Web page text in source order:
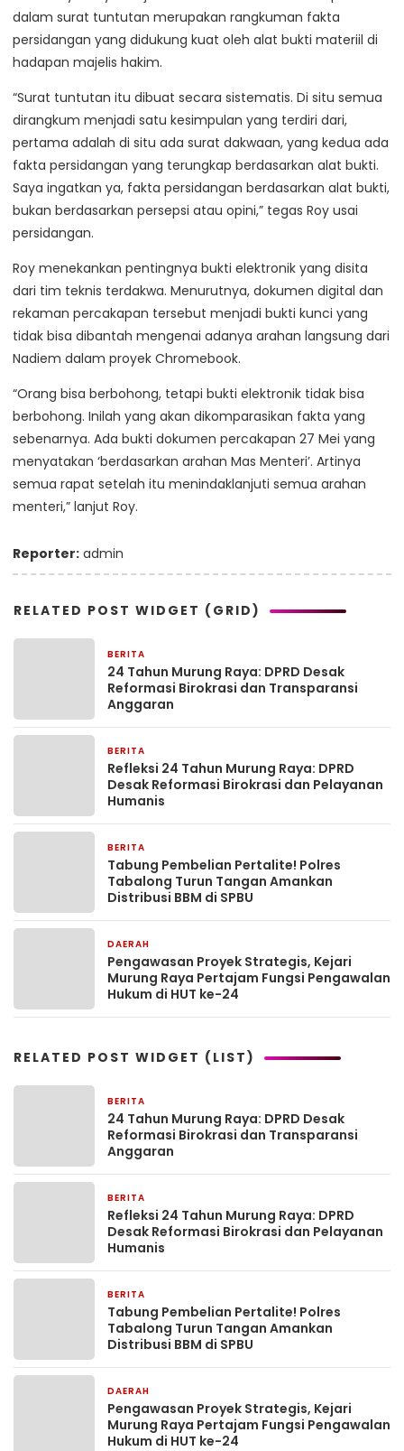
dalam surat tuntutan merupakan rangkuman fakta
persidangan yang didukung kuat oleh alat bukti materiil di
hadapan majelis hakim.
“Surat tuntutan itu dibuat secara sistematis. Di situ semua
dirangkum menjadi satu kesimpulan yang terdiri dari,
pertama adalah di situ ada surat dakwaan, yang kedua ada
fakta persidangan yang terungkap berdasarkan alat bukti.
Saya ingatkan ya, fakta persidangan berdasarkan alat bukti,
bukan berdasarkan persepsi atau opini,” tegas Roy usai
persidangan.
Roy menekankan pentingnya bukti elektronik yang disita
dari tim teknis terdakwa. Menurutnya, dokumen digital dan
rekaman percakapan tersebut menjadi bukti kunci yang
tidak bisa dibantah mengenai adanya arahan langsung dari
Nadiem dalam proyek Chromebook.
“Orang bisa berbohong, tetapi bukti elektronik tidak bisa
berbohong. Inilah yang akan dikomparasikan fakta yang
sebenarnya. Ada bukti dokumen percakapan 27 Mei yang
menyatakan ‘berdasarkan arahan Mas Menteri’. Artinya
semua rapat setelah itu menindaklanjuti semua arahan
menteri,” lanjut Roy.
Reporter: admin
RELATED POST WIDGET (GRID)
BERITA
24 Tahun Murung Raya: DPRD Desak
Reformasi Birokrasi dan Transparansi
Anggaran
BERITA
Refleksi 24 Tahun Murung Raya: DPRD
Desak Reformasi Birokrasi dan Pelayanan
Humanis
BERITA
Tabung Pembelian Pertalite! Polres
Tabalong Turun Tangan Amankan
Distribusi BBM di SPBU
DAERAH
Pengawasan Proyek Strategis, Kejari
Murung Raya Pertajam Fungsi Pengawalan
Hukum di HUT ke-24
RELATED POST WIDGET (LIST)
BERITA
24 Tahun Murung Raya: DPRD Desak
Reformasi Birokrasi dan Transparansi
Anggaran
BERITA
Refleksi 24 Tahun Murung Raya: DPRD
Desak Reformasi Birokrasi dan Pelayanan
Humanis
BERITA
Tabung Pembelian Pertalite! Polres
Tabalong Turun Tangan Amankan
Distribusi BBM di SPBU
DAERAH
Pengawasan Proyek Strategis, Kejari
Murung Raya Pertajam Fungsi Pengawalan
Hukum di HUT ke-24